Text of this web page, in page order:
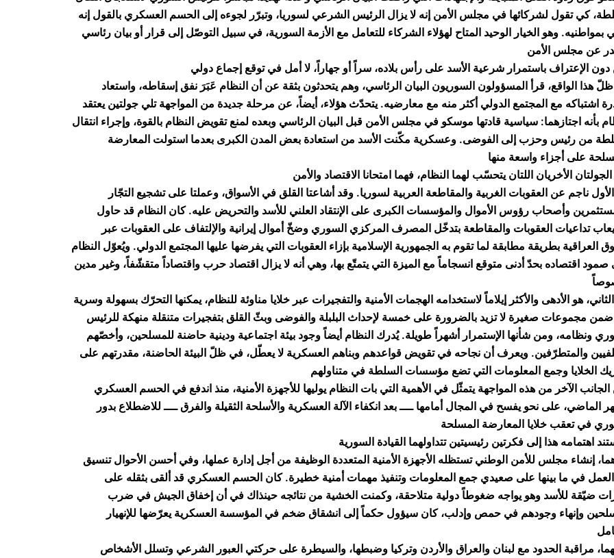
كي تقول لشركائها في مجلس الأمن إنه لا يزال الرئيس الشرعي لسوريا، وتبرّر لجوءه إلى الحسم العسكري بالقول إنه
بمواطنيه. وهو الخيار الوحيد المتاح لهؤلاء الشركاء للتعامل مع الأزمة السورية، في سبيل التوصّل إلى قرار أو بيان رئاسي
هذا الواقع، قرأ المسؤولون السوريون البيان الرئاسي، وهم يتحدثون بثقة عن أن النظام عَبَرَ نفق إسقاطه، واستعاد
اشتباكه مع المجتمع الدولي أكثر منه مع معارضيه. يتحدّث هؤلاء، أيضاً، عن مرحلة جديدة من المواجهة تلي جولتين يعتقد
بأنه اجتازهما: سياسية قادتها موسكو في مجلس الأمن قبل البيان الرئاسي وبعده لمنع تقويض النظام بالقوة، وإجراء انتقال
من رئيس وحزب إلى الفوضى. وعسكرية مكّنت الأسد من استعادة بعض المدن الكبرى بعدما استولت المعارضة
الأول ناجم عن العقوبات الغربية والمقاطعة العربية لسوريا. وقد أشاعتا القلق في الأسواق، وعملتا على تشجيع التجّار
وأصحاب رؤوس الأموال والمؤسسات الكبرى على الإنتقاد العلني للأسد والتحريض عليه. كان النظام قد حاول
تداعيات العقوبات والمقاطعة بتدخّل المصرف المركزي السوري وضخّ أموال إيرانية والإلتفاف على العقوبات عبر
العراقية بطريقة مطابقة لما تقوم به الجمهورية الإسلامية بإزاء العقوبات التي يفرضها عليها المجتمع الدولي. ويُعوّل النظام
اقتصاده بحدّ أدنى متوقع انسجاماً مع الميزة التي يتمتّع بها، وهي أنه لا يزال اقتصاد حرب واقتصاداً متقشّفاً، وغير مدين
الثاني، هو الأدهى والأكثر إيلاماً لاستخدامه الهجمات الأمنية والتفجيرات عبر خلايا مناوئة للنظام، يمكنها التحرّك بسهولة وسرية
مجموعات صغيرة لا تزيد بالضرورة على خمسة لإحداث البلبلة والفوضى وبثّ القلق بتفجيرات متنقلة منهكة للرئيس
ونظامه، ومن شأنها الإستمرار أشهراً طويلة. يُدرك النظام أيضاً وجود بيئة اجتماعية ودينية حاضنة للمسلحين، وأخصّهم
والمتطرّفين. ويعرف أن نجاحه في تقويض قواعدهم وبناهم العسكرية لا يعطّل، في ظلّ البيئة الحاضنة، مقدرتهم على
الآخر من هذه المواجهة يتمثّل في الأهمية التي بات النظام يوليها للأجهزة الأمنية، منذ اندفع في الحسم العسكري
الماضي، على نحو يفسح في المجال أمامها ــــ بعد انكفاء الآلة العسكرية والأسلحة الثقيلة والفرق ــــ للاضطلاع بدور
إنشاء مجلس للأمن الوطني تستظله الأجهزة الأمنية المتعددة الوظيفة من أجل إدارة عملها، وفي أحسن الأحوال تنسيق
العمل في ما بينها على صعيدي جمع المعلومات وتنفيذ مهمات أمنية خطيرة. كان الحسم العسكري قد ألقى بثقله على
ضيّقة للأسد وهو يواجه ضغوطاً دولية متلاحقة، وكمنت الخشية من نتائجه حينذاك في أن إخفاق الجيش في ضرب
وإنهاء وجودهم في حمص وإدلب، كان سيؤول حكماً إلى انشقاق ضخم في المؤسسة العسكرية يعرّضها للإنهيار
مراقبة الحدود مع لبنان والعراق والأردن وتركيا وضبطها، والسيطرة على حركتي العبور الشرعي وتسلل الأشخاص